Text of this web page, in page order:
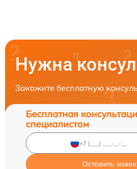
Нужна
Закажите бесплатную
Бесплатная
специалистом
Оставить